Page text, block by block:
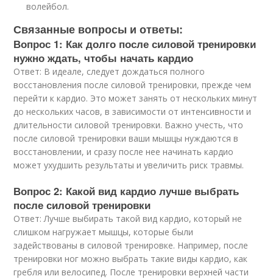
волейбол.
Связанные вопросы и ответы:
Вопрос 1: Как долго после силовой тренировки
нужно ждать, чтобы начать кардио
Ответ: В идеале, следует дождаться полного
восстановления после силовой тренировки, прежде чем
перейти к кардио. Это может занять от нескольких минут
до нескольких часов, в зависимости от интенсивности и
длительности силовой тренировки. Важно учесть, что
после силовой тренировки ваши мышцы нуждаются в
восстановлении, и сразу после нее начинать кардио
может ухудшить результаты и увеличить риск травмы.
Вопрос 2: Какой вид кардио лучше выбрать
после силовой тренировки
Ответ: Лучше выбирать такой вид кардио, который не
слишком нагружает мышцы, которые были
задействованы в силовой тренировке. Например, после
тренировки ног можно выбрать такие виды кардио, как
гребля или велосипед. После тренировки верхней части